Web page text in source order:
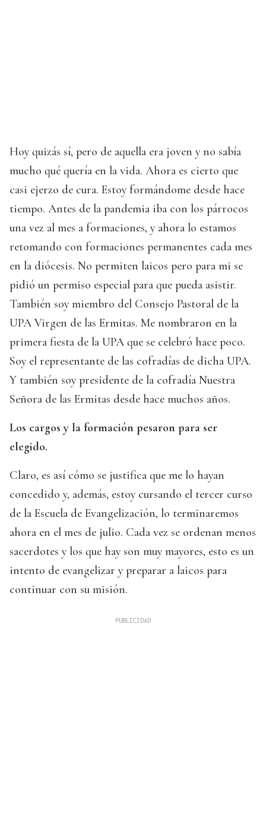
Hoy quizás sí, pero de aquella era joven y no sabía
mucho qué quería en la vida. Ahora es cierto que
casi ejerzo de cura. Estoy formándome desde hace
tiempo. Antes de la pandemia iba con los párrocos
una vez al mes a formaciones, y ahora lo estamos
retomando con formaciones permanentes cada mes
en la diócesis. No permiten laicos pero para mi se
pidió un permiso especial para que pueda asistir.
También soy miembro del Consejo Pastoral de la
UPA Virgen de las Ermitas. Me nombraron en la
primera fiesta de la UPA que se celebró hace poco.
Soy el representante de las cofradías de dicha UPA.
Y también soy presidente de la cofradía Nuestra
Señora de las Ermitas desde hace muchos años.
Los cargos y la formación pesaron para ser
elegido.
Claro, es así cómo se justifica que me lo hayan
concedido y, además, estoy cursando el tercer curso
de la Escuela de Evangelización, lo terminaremos
ahora en el mes de julio. Cada vez se ordenan menos
sacerdotes y los que hay son muy mayores, esto es un
intento de evangelizar y preparar a laicos para
continuar con su misión.